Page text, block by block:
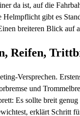
da ist, auf die
gibt es
breiteren Blick
Reifen,
Versprechen.
und
Es sollte breit
erklärt Schritt